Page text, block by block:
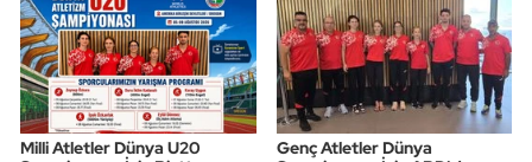
Milli Atletler Dünya U20
Genç Atletler Dünya